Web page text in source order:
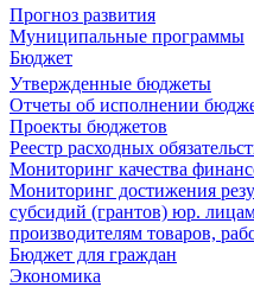
Прогноз развития
Муниципальные программы
Бюджет
Утвержденные бюджеты
Отчеты об исполнении
Проекты бюджетов
Реестр расходных
Мониторинг качества
Мониторинг достижения
субсидий (грантов) юр.
производителям товаров,
Бюджет для граждан
Экономика